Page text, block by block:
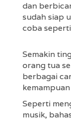
dan
sudah siap
coba
Semakin
orang tua
berbagai
Seperti
musik,